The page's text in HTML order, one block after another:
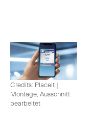
Credits: Placeit |
Montage, Ausschnitt
bearbeitet